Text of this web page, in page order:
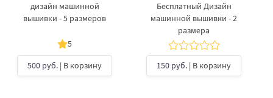
дизайн машинной
вышивки - 5 размеров
5
500 руб. | В корзину
Бесплатный Дизайн
машинной вышивки - 2
размера
150 руб. | В корзину